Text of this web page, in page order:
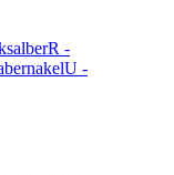
R -
U -